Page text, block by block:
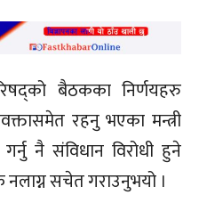
बैठकका निर्णयहरु
रहनु भएका मन्त्री
नै संविधान विरोधी हुने
सचेत गराउनुभयो ।